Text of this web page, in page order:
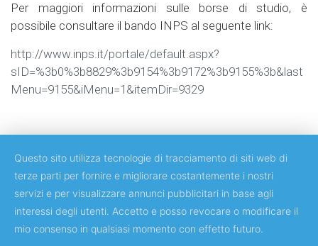
Per maggiori informazioni sulle borse di studio, è
possibile consultare il bando INPS al seguente link:
http://www.inps.it/portale/default.aspx?
sID=%3b0%3b8829%3b9154%3b9172%3b9155%3b&last
Menu=9155&iMenu=1&itemDir=9329
Copyright © 2018 Università degli Studi di Roma Tor Vergata
Questo sito utilizza tecnologie di tracciamento di siti web di
terze parti per fornire e migliorare costantemente i nostri
servizi e per visualizzare annunci pubblicitari in base agli
interessi degli utenti. Accetto e posso revocare o modificare il
mio consenso in qualsiasi momento con effetto futuro.